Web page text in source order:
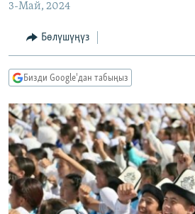
ЭКОНОМИКА
МАДАНИЯТ
БОРБОР АЗИЯ
АТАЙЫН ИЛИКТӨӨ
ТВ ПРОГРАММАЛАР
ЭКСПЕРТТЕР ТАЛДАЙТ
БИЗ ЖАНА ДҮЙНӨ
ДАНИСТЕ
ЭЖЕ-СИҢДИЛЕР
АЗАТТЫК+
ӨЗГӨЧӨ ПИКИР
Русский
ОНЛАЙН ШЕРИНЕ
3-Май, 2024
Бөлүшүңүз
Бизди Google'дан табыңыз